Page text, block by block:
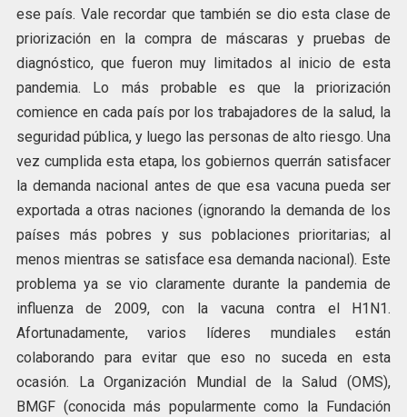
ese país. Vale recordar que también se dio esta clase de
priorización en la compra de máscaras y pruebas de
diagnóstico, que fueron muy limitados al inicio de esta
pandemia. Lo más probable es que la priorización
comience en cada país por los trabajadores de la salud, la
seguridad pública, y luego las personas de alto riesgo. Una
vez cumplida esta etapa, los gobiernos querrán satisfacer
la demanda nacional antes de que esa vacuna pueda ser
exportada a otras naciones (ignorando la demanda de los
países más pobres y sus poblaciones prioritarias; al
menos mientras se satisface esa demanda nacional). Este
problema ya se vio claramente durante la pandemia de
influenza de 2009, con la vacuna contra el H1N1.
Afortunadamente, varios líderes mundiales están
colaborando para evitar que eso no suceda en esta
ocasión. La Organización Mundial de la Salud (OMS),
BMGF (conocida más popularmente como la Fundación